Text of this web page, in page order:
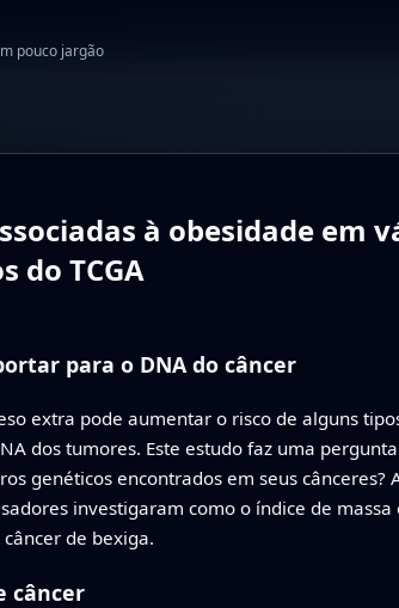
pouco jargão
à obesidade em
do TCGA
para o DNA do câncer
extra pode aumentar o risco de alguns
dos tumores. Este estudo faz uma
genéticos encontrados em seus
investigaram como o índice de
de bexiga.
câncer